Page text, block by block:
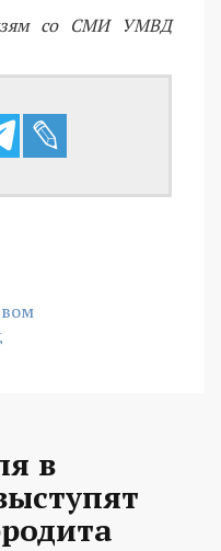
со СМИ УМВД
в